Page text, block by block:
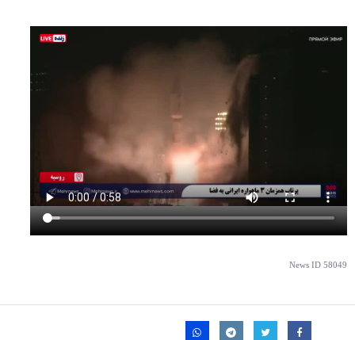
News ID 58049